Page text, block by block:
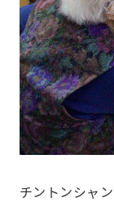
️チントンシャン️